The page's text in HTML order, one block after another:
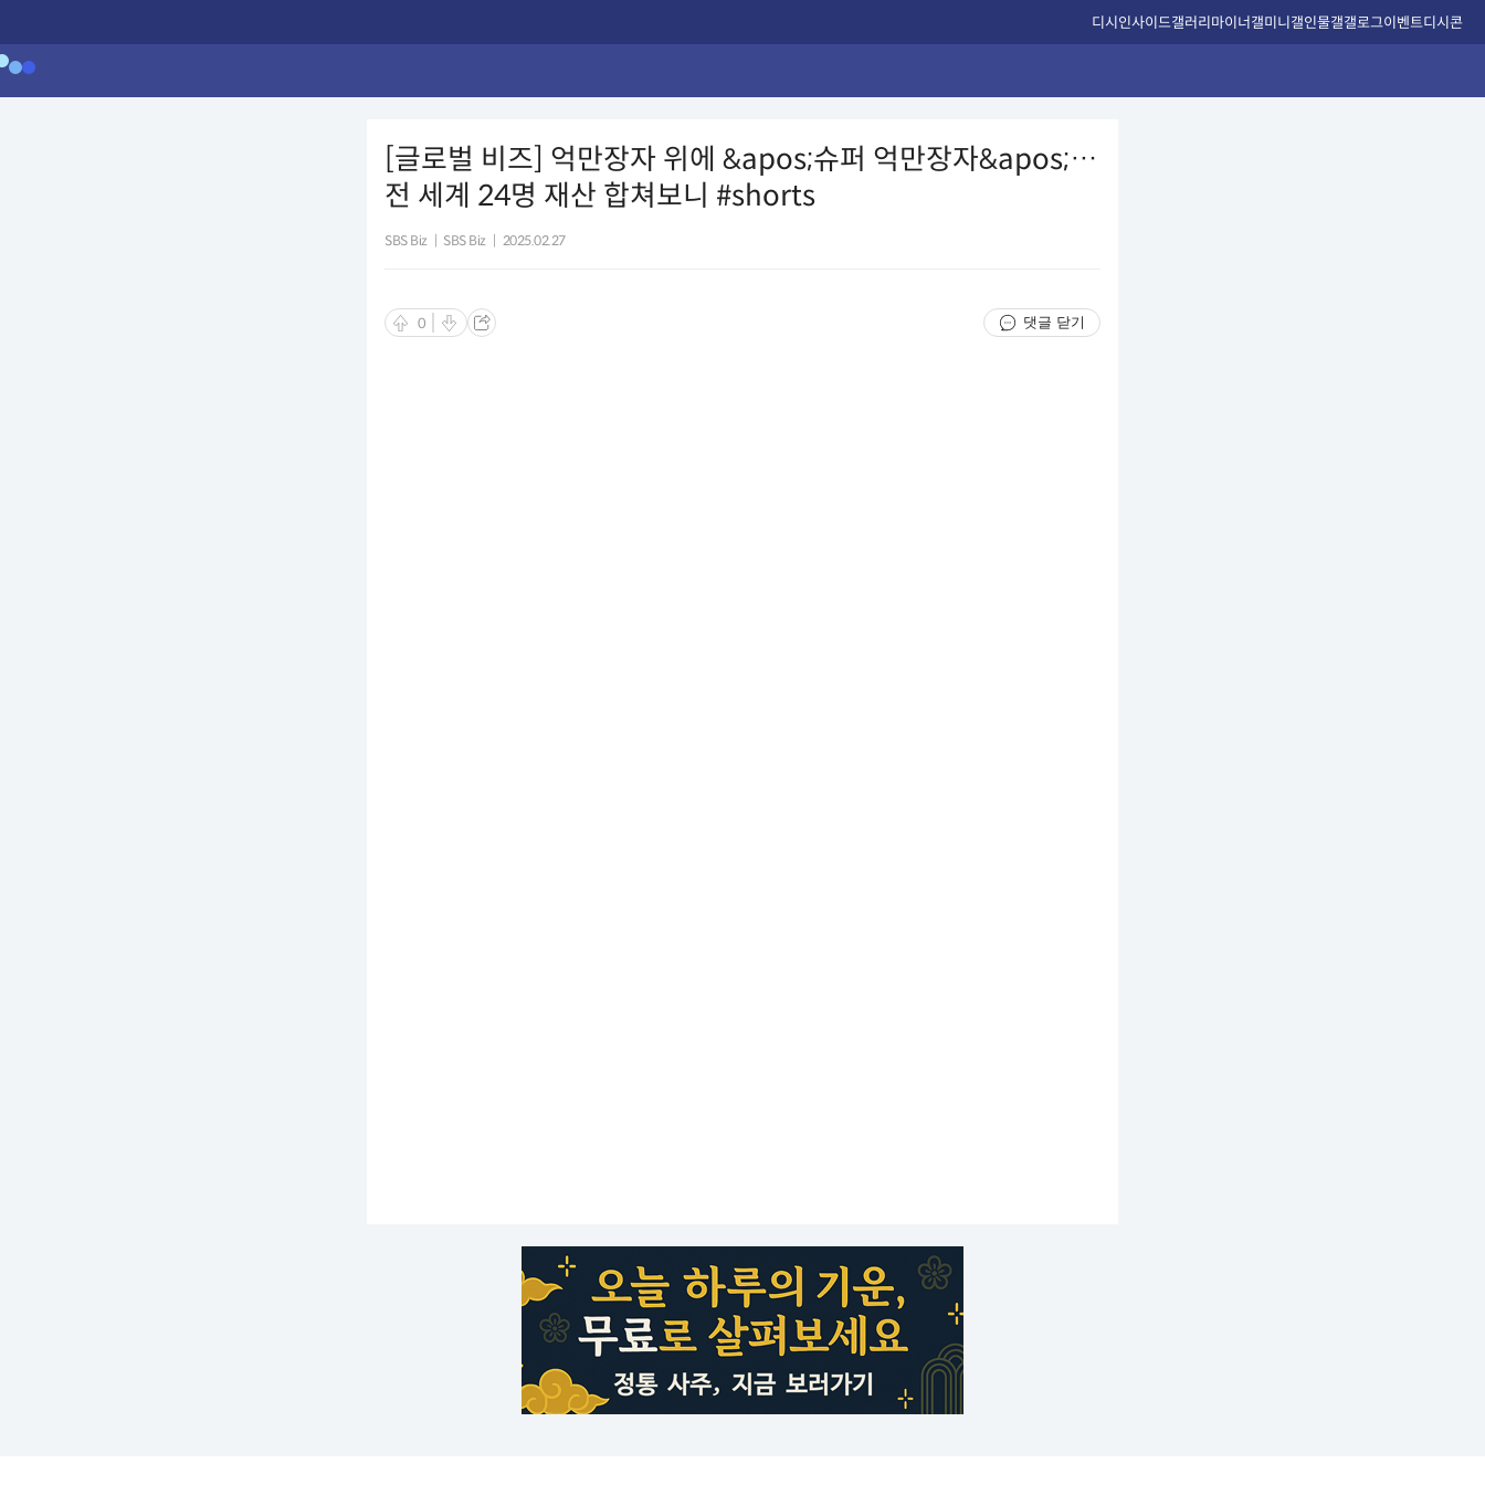
디시인사이드갤러리마이너갤미니갤인물갤갤로그이벤트디시콘
[글로벌 비즈] 억만장자 위에 &apos;슈퍼 억만장자&apos;…
전 세계 24명 재산 합쳐보니 #shorts
SBS Biz SBS Biz 2025.02.27
0 댓글 닫기